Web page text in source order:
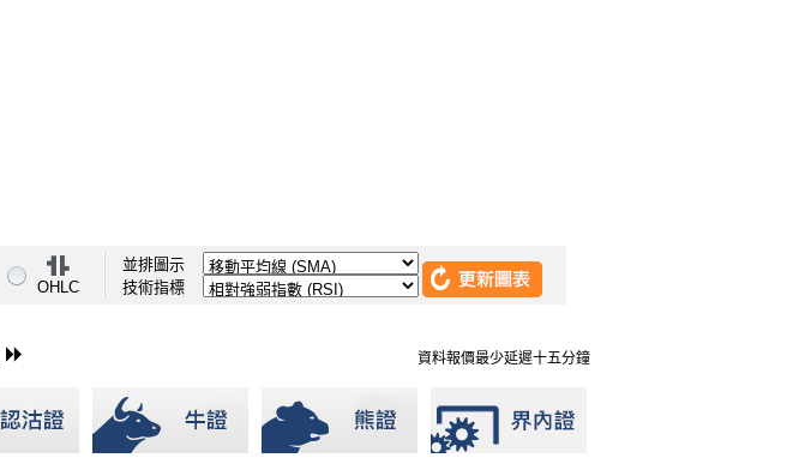
OHLC
並排圖示
技術指標
資料報價最少延遲十五分鐘